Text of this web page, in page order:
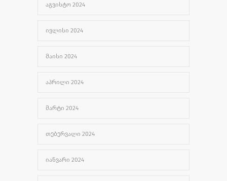
ᲐᲒᲕᲘᲡᲢᲝ 2024
ᲘᲕᲚᲘᲡᲘ 2024
ᲛᲐᲘᲡᲘ 2024
ᲐᲞᲠᲘᲚᲘ 2024
ᲛᲐᲠᲢᲘ 2024
ᲗᲔᲑᲔᲠᲕᲐᲚᲘ 2024
ᲘᲐᲜᲕᲐᲠᲘ 2024